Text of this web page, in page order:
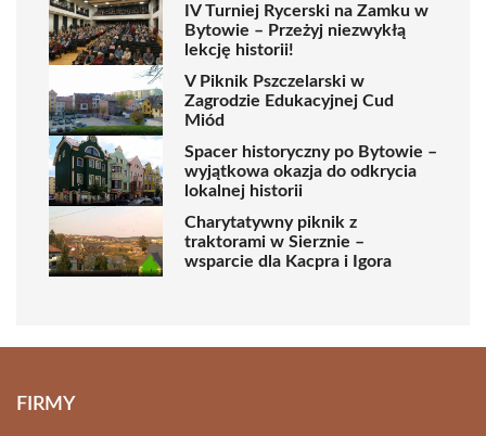
IV Turniej Rycerski na Zamku w
Bytowie – Przeżyj niezwykłą
lekcję historii!
V Piknik Pszczelarski w
Zagrodzie Edukacyjnej Cud
Miód
Spacer historyczny po Bytowie –
wyjątkowa okazja do odkrycia
lokalnej historii
Charytatywny piknik z
traktorami w Sierznie –
wsparcie dla Kacpra i Igora
FIRMY